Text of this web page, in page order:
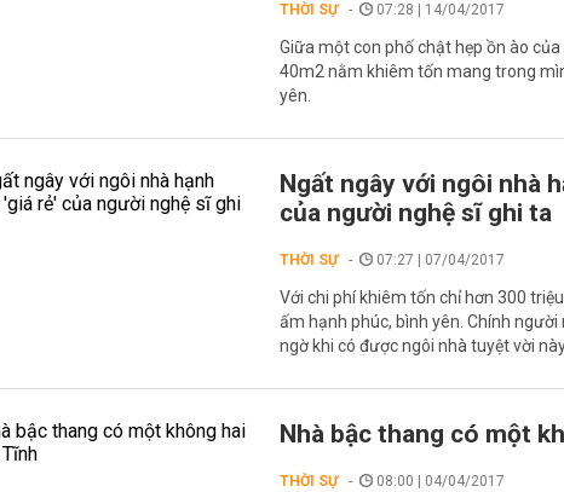
THỜI SỰ 07:28 | 14/04/2017
Giữa một con phố chật hẹp ồn ào
40m2 nằm khiêm tốn mang trong
yên.
Ngất ngây với ngôi nhà
của người nghệ sĩ ghi ta
THỜI SỰ 07:27 | 07/04/2017
Với chi phí khiêm tốn chỉ hơn 300
ấm hạnh phúc, bình yên. Chính
ngờ khi có được ngôi nhà tuyệt vời
Nhà bậc thang có một
THỜI SỰ 08:00 | 04/04/2017